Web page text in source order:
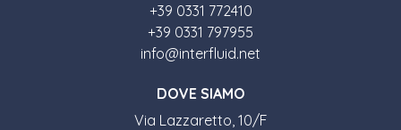
+39 0331 772410
+39 0331 797955
info@interfluid.net
DOVE SIAMO
Via Lazzaretto, 10/F